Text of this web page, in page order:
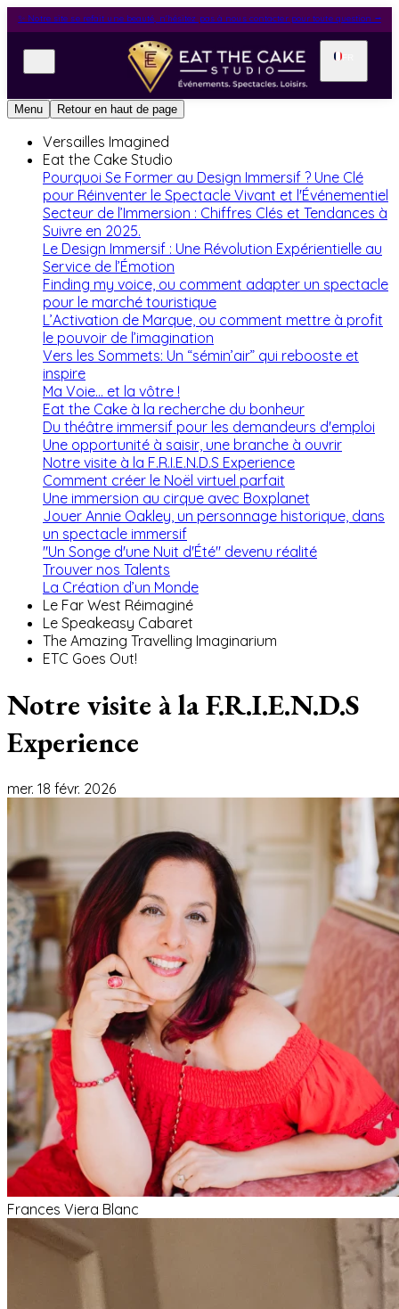
✨ Notre site se refait une beauté, n'hésitez pas à nous contacter pour toute question ⭢
Menu Retour en haut de page
Versailles Imagined
Eat the Cake Studio
Pourquoi Se Former au Design Immersif ? Une Clé
pour Réinventer le Spectacle Vivant et l'Événementiel
Secteur de l’Immersion : Chiffres Clés et Tendances à
Suivre en 2025.
Le Design Immersif : Une Révolution Expérientielle au
Service de l’Émotion
Finding my voice, ou comment adapter un spectacle
pour le marché touristique
L’Activation de Marque, ou comment mettre à profit
le pouvoir de l’imagination
Vers les Sommets: Un “sémin’air” qui rebooste et
inspire
Ma Voie... et la vôtre !
Eat the Cake à la recherche du bonheur
Du théâtre immersif pour les demandeurs d'emploi
Une opportunité à saisir, une branche à ouvrir
Notre visite à la F.R.I.E.N.D.S Experience
Comment créer le Noël virtuel parfait
Une immersion au cirque avec Boxplanet
Jouer Annie Oakley, un personnage historique, dans
un spectacle immersif
"Un Songe d'une Nuit d'Été" devenu réalité
Trouver nos Talents
La Création d’un Monde
Le Far West Réimaginé
Le Speakeasy Cabaret
The Amazing Travelling Imaginarium
ETC Goes Out!
Notre visite à la F.R.I.E.N.D.S
Experience
mer. 18 févr. 2026
Frances Viera Blanc